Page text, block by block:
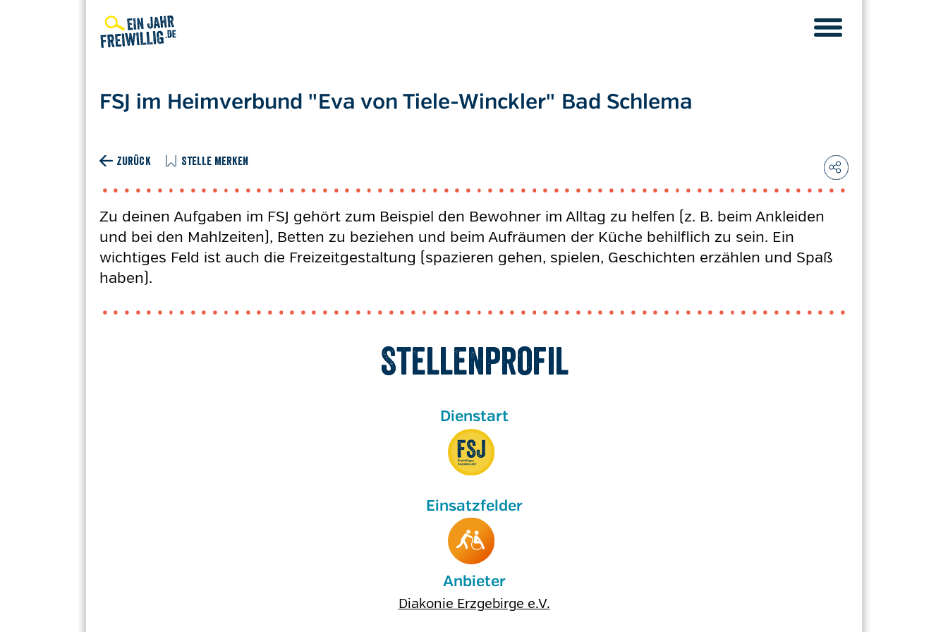
FSJ im Heimverbund "Eva von Tiele-Winckler" Bad Schlema
ZURÜCK STELLE MERKEN
Zu deinen Aufgaben im FSJ gehört zum Beispiel den Bewohner im Alltag zu helfen (z. B. beim Ankleiden
und bei den Mahlzeiten), Betten zu beziehen und beim Aufräumen der Küche behilflich zu sein. Ein
wichtiges Feld ist auch die Freizeitgestaltung (spazieren gehen, spielen, Geschichten erzählen und Spaß
haben).
Stellenprofil
Anbieter
Diakonie Erzgebirge e.V.